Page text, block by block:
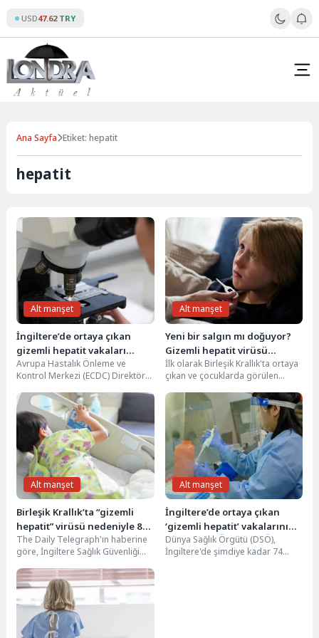
content
USD47.62 TRY
Ana Sayfa Etiket: hepatit
hepatit
Alt manşet
İngiltere’de ortaya çıkan
gizemli hepatit vakaları
Japonya’ya sıçradı
Avrupa Hastalık Önleme ve
Kontrol Merkezi (ECDC) Direktörü
sayısı giderek artan...
Alt manşet
Yeni bir salgın mı doğuyor?
Gizemli hepatit virüsü
nedeniyle ilk ölüm yaşandı!
İlk olarak Birleşik Krallık'ta ortaya
çıkan ve çocuklarda görülen
kişinin ölümüne...
Alt manşet
Birleşik Krallık’ta “gizemli
hepatit” virüsü nedeniyle 8
çocuğa karaciğer nakli
yapıldı
The Daily Telegraph'ın haberine
göre, İngiltere Sağlık Güvenliği
teşhisi konulan 8...
Alt manşet
İngiltere’de ortaya çıkan
‘gizemli hepatit’ vakalarının
nedeni Covid-19 mu?
Dünya Sağlık Örgütü (DSÖ),
İngiltere'de şimdiye kadar 74